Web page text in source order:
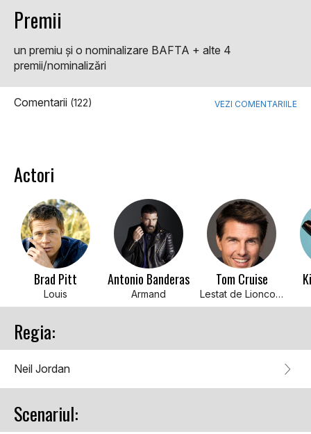
Premii
un premiu şi o nominalizare BAFTA + alte 4
premii/nominalizări
Comentarii (122) VEZI COMENTARIILE
Actori
Brad Pitt
Louis
Antonio Banderas
Armand
Tom Cruise
Lestat de Lioncourt
Regia:
Neil Jordan
Scenariul: